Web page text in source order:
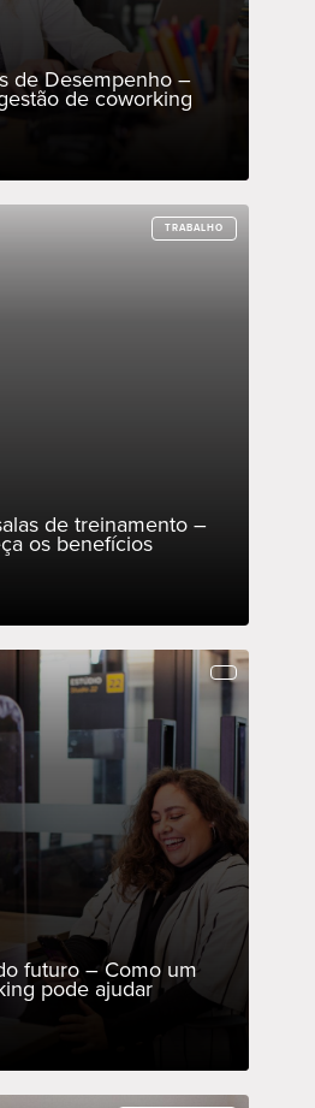
de Desempenho –
de coworking
TRABALHO
de treinamento –
os benefícios
TRABALHO
futuro – Como um
pode ajudar